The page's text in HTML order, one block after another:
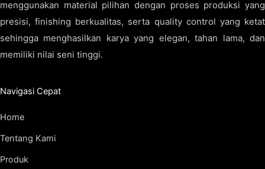
menggunakan material pilihan dengan proses produksi yang
presisi, finishing berkualitas, serta quality control yang ketat
sehingga menghasilkan karya yang elegan, tahan lama, dan
memiliki nilai seni tinggi.
Navigasi Cepat
Home
Tentang Kami
Produk